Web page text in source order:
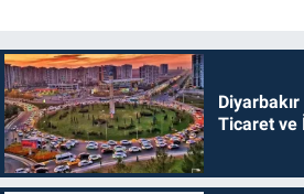
Ticaret ve